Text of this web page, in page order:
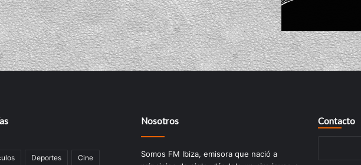
Deportes Cine
Nosotros
Somos FM Ibiza, emisora que nació a
Contacto